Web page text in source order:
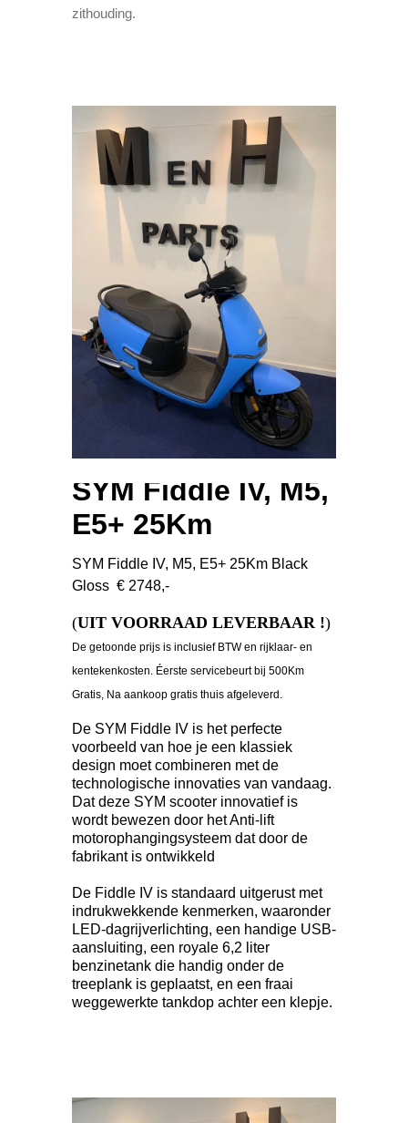
zithouding.
SYM Fiddle IV, M5,
E5+ 25Km
SYM Fiddle IV, M5, E5+ 25Km Black
Gloss € 2748,-
(UIT VOORRAAD LEVERBAAR !)
De getoonde prijs is inclusief BTW en rijklaar- en
kentekenkosten. Éerste servicebeurt bij 500Km
Gratis, Na aankoop gratis thuis afgeleverd.
De SYM Fiddle IV is het perfecte
voorbeeld van hoe je een klassiek
design moet combineren met de
technologische innovaties van vandaag.
Dat deze SYM scooter innovatief is
wordt bewezen door het Anti-lift
motorophangingsysteem dat door de
fabrikant is ontwikkeld
De Fiddle IV is standaard uitgerust met
indrukwekkende kenmerken, waaronder
LED-dagrijverlichting, een handige USB-
aansluiting, een royale 6,2 liter
benzinetank die handig onder de
treeplank is geplaatst, en een fraai
weggewerkte tankdop achter een klepje.